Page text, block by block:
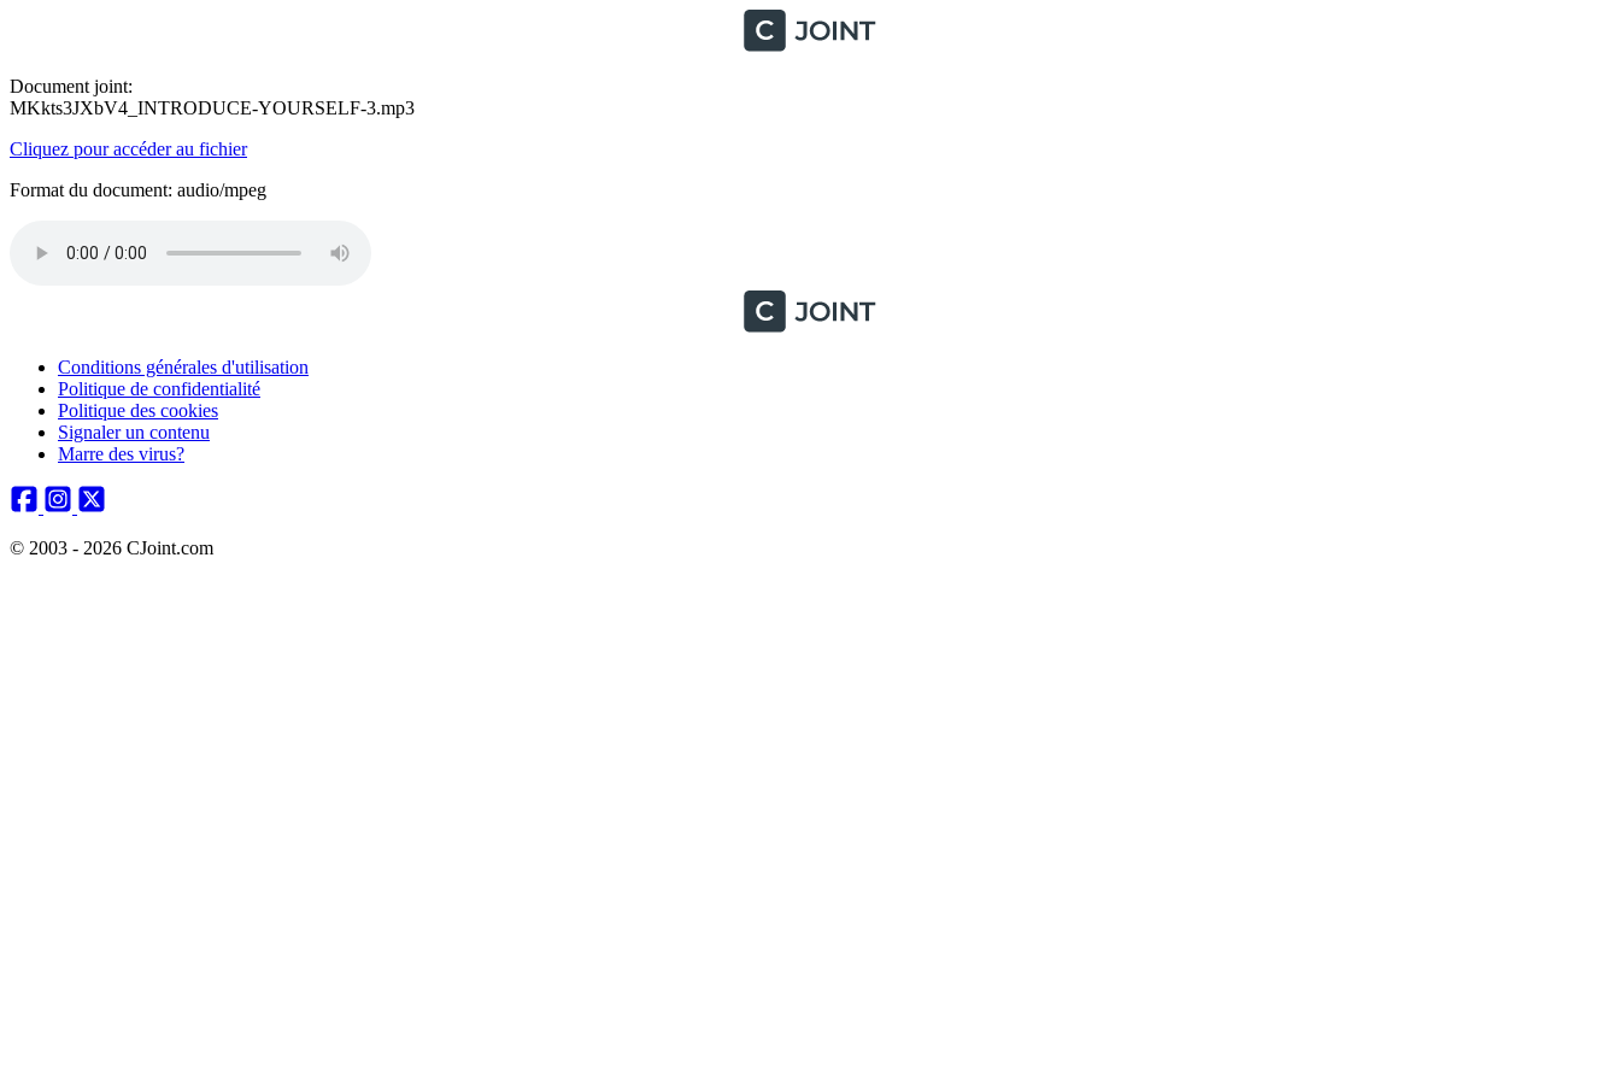
Document joint:
MKkts3JXbV4_INTRODUCE-YOURSELF-3.mp3
Cliquez pour accéder au fichier
Format du document: audio/mpeg
Conditions générales d'utilisation
Politique de confidentialité
Politique des cookies
Signaler un contenu
Marre des virus?
© 2003 - 2026 CJoint.com